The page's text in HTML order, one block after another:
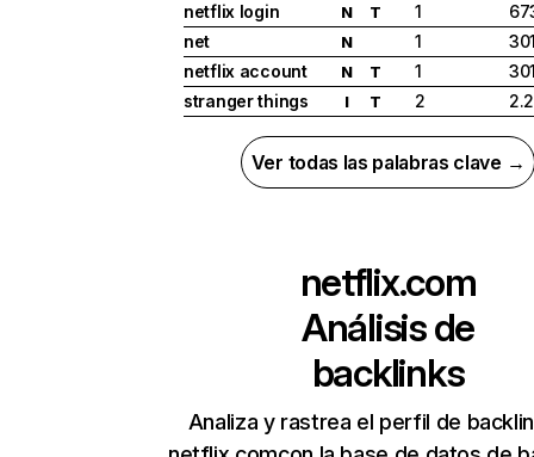
netflix login
N T 1
net
N 1
netflix account
N T 1
stranger things
I T 2
Ver todas las palabras clave →
netflix.com
Análisis de
backlinks
Analiza y rastrea el perfil de